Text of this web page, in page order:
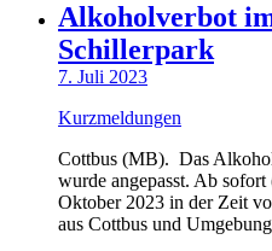
Alkoholverbot
Schillerpark
7. Juli 2023
Kurzmeldungen
Cottbus (MB). Das
wurde angepasst. Ab
Oktober 2023 in der Zeit
aus Cottbus und